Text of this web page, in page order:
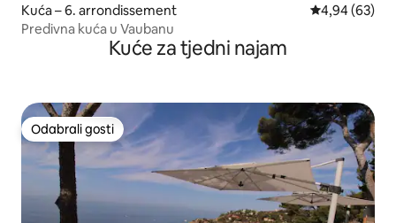
Kuća – 6. arrondissement Prosječna
4,94 (63)
Predivna kuća u Vaubanu
Kuće za tjedni najam
Odabrali gosti
Odabrali gosti